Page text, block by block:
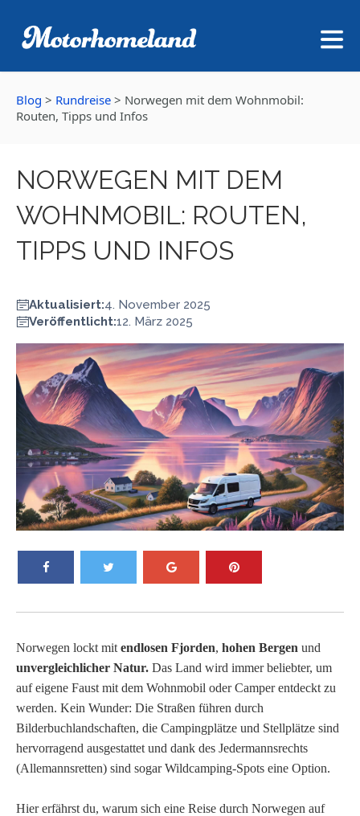
Blog > Rundreise > Norwegen mit dem Wohnmobil:
Routen, Tipps und Infos
NORWEGEN MIT DEM
WOHNMOBIL: ROUTEN,
TIPPS UND INFOS
Aktualisiert:4. November 2025
Veröffentlicht:12. März 2025
Norwegen lockt mit endlosen Fjorden, hohen Bergen und
unvergleichlicher Natur. Das Land wird immer beliebter, um
auf eigene Faust mit dem Wohnmobil oder Camper entdeckt zu
werden. Kein Wunder: Die Straßen führen durch
Bilderbuchlandschaften, die Campingplätze und Stellplätze sind
hervorragend ausgestattet und dank des Jedermannsrechts
(Allemannsretten) sind sogar Wildcamping-Spots eine Option.
Hier erfährst du, warum sich eine Reise durch Norwegen auf